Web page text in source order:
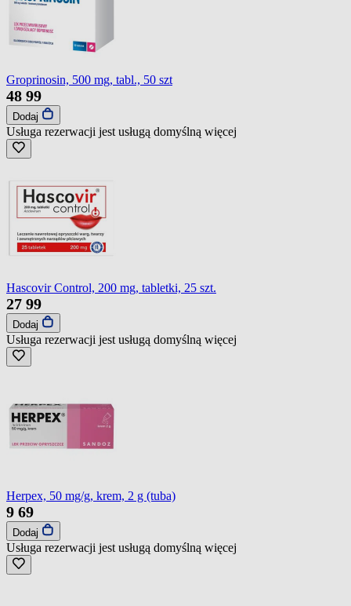
Groprinosin, 500 mg, tabl., 50 szt
48 99
Dodaj
Usługa rezerwacji jest usługą domyślną więcej
Hascovir Control, 200 mg, tabletki, 25 szt.
27 99
Dodaj
Usługa rezerwacji jest usługą domyślną więcej
Herpex, 50 mg/g, krem, 2 g (tuba)
9 69
Dodaj
Usługa rezerwacji jest usługą domyślną więcej